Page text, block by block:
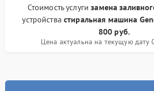
Стоимость услугизамена
устройствастиральная машина
800 руб.
Цена актуальна на текущую дату